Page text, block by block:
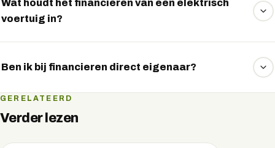
operational lease, private lease of koop. Vraag eenvoudig
een voorstel aan via WhatsApp.
Wat houdt het financieren van een elektrisch
voertuig in?
aankoopbedrag in vaste maandtermijnen af. U bent direct
verkopen.
Ben ik bij financieren direct eigenaar?
Ja, anders dan bij lease bent u bij financieren vanaf de
aankoop eigenaar van het elektrische voertuig.
GERELATEERD
Verder lezen